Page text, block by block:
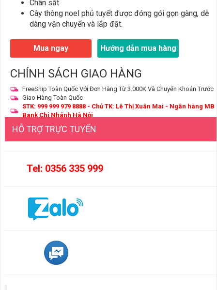
Chân sắt
Cây thông noel phủ tuyết được đóng gói gọn gàng, dễ
dàng vận chuyển và lắp đặt.
Mua ngay Hướng dẫn mua hàng
CHÍNH SÁCH GIAO HÀNG
FreeShip Toàn Quốc Với Đơn Hàng Từ 3.000K Và Chuyển Khoản Trước
Giao Hàng Toàn Quốc
STK: 999 999 979 8888 - Chủ TK: Lê Thị Xuân Mai - Ngân hàng MB
Bank Chi Nhánh Hà Nội
HỖ TRỢ TRỰC TUYẾN
Tel: 0356 335 999